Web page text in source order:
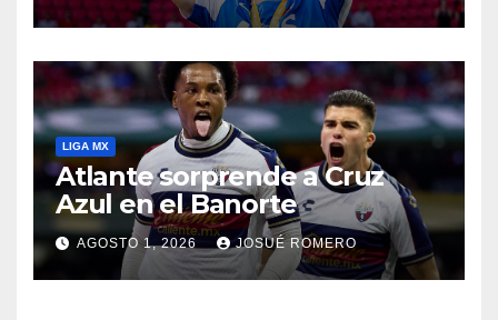
LIGA MX
Atlante sorprende a Cruz
Azul en el Banorte
AGOSTO 1, 2026 JOSUÉ ROMERO